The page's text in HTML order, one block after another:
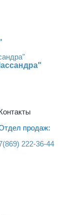
продаж:
222-36-44